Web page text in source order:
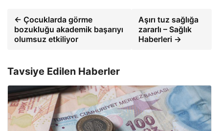
← Çocuklarda görme
bozukluğu akademik başarıyı
olumsuz etkiliyor
Aşırı tuz sağlığa
zararlı – Sağlık
Haberleri →
Tavsiye Edilen Haberler